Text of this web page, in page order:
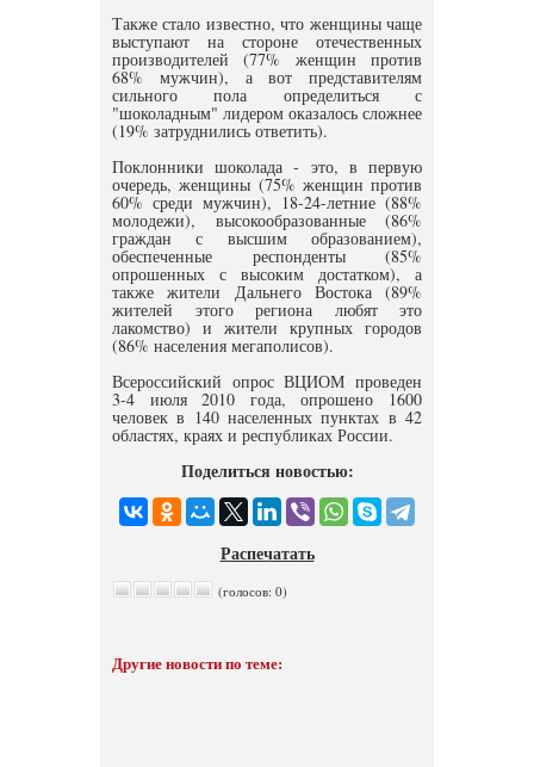
Также стало известно, что женщины чаще
выступают на стороне отечественных
производителей (77% женщин против
68% мужчин), а вот представителям
сильного пола определиться с
"шоколадным" лидером оказалось сложнее
(19% затруднились ответить).
Поклонники шоколада - это, в первую
очередь, женщины (75% женщин против
60% среди мужчин), 18-24-летние (88%
молодежи), высокообразованные (86%
граждан с высшим образованием),
обеспеченные респонденты (85%
опрошенных с высоким достатком), а
также жители Дальнего Востока (89%
жителей этого региона любят это
лакомство) и жители крупных городов
(86% населения мегаполисов).
Всероссийский опрос ВЦИОМ проведен
3-4 июля 2010 года, опрошено 1600
человек в 140 населенных пунктах в 42
областях, краях и республиках России.
Поделиться новостью:
Распечатать
(голосов: 0)
Другие новости по теме: